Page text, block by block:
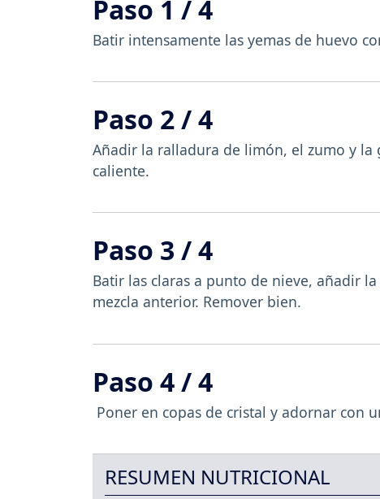
Paso 1 / 4
Batir intensamente las yemas de huevo
Paso 2 / 4
Añadir la ralladura de limón, el zumo y
caliente.
Paso 3 / 4
Batir las claras a punto de nieve, añadir
mezcla anterior. Remover bien.
Paso 4 / 4
Poner en copas de cristal y adornar con
RESUMEN NUTRICIONAL